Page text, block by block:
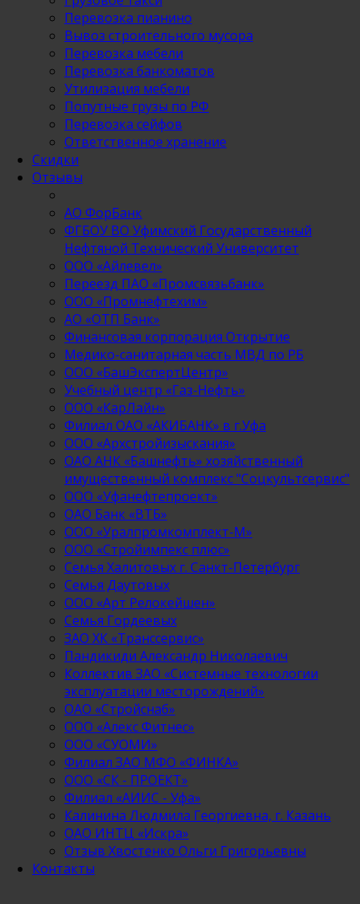
Перевозка пианино
Вывоз строительного мусора
Перевозка мебели
Перевозка банкоматов
Утилизация мебели
Попутные грузы по РФ
Перевозка сейфов
Ответственное хранение
Скидки
Отзывы
АО ФорБанк
ФГБОУ ВО Уфимский Государственный
Нефтяной Технический Университет
ООО «Айлевел»
Переезд ПАО «Промсвязьбанк»
ООО «Промнефтехим»
АО «ОТП Банк»
Финансовая корпорация Открытие
Медико-санитарная часть МВД по РБ
ООО «БашЭкспертЦентр»
Учебный центр «Газ-Нефть»
ООО «КарЛайн»
Филиал ОАО «АКИБАНК» в г.Уфа
ООО «Архстройизыскания»
ОАО АНК «Башнефть» хозяйственный
имущественный комплекс "Соцкультсервис"
ООО «Уфанефтепроект»
ОАО Банк «ВТБ»
ООО «Уралпромкомплект-М»
ООО «Стройимпекс плюс»
Семья Халитовых г. Санкт-Петербург
Семья Даутовых
ООО «Арт Релокейшен»
Семья Гордеевых
ЗАО ХК «Транссервис»
Пандикиди Александр Николаевич
Коллектив ЗАО «Системные технологии
эксплуатации месторождений»
ОАО «Стройснаб»
ООО «Алекс Фитнес»
ООО «СУОМИ»
Филиал ЗАО МФО «ФИНКА»
ООО «СК - ПРОЕКТ»
Филиал «АИИС - Уфа»
Калинина Людмила Георгиевна, г. Казань
ОАО ИНТЦ «Искра»
Отзыв Хвостенко Ольги Григорьевны
Контакты